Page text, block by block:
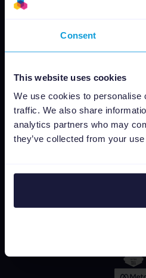
Consent
This website uses cookies
We use cookies to personalise
traffic. We also share
analytics partners who may
they’ve collected from your